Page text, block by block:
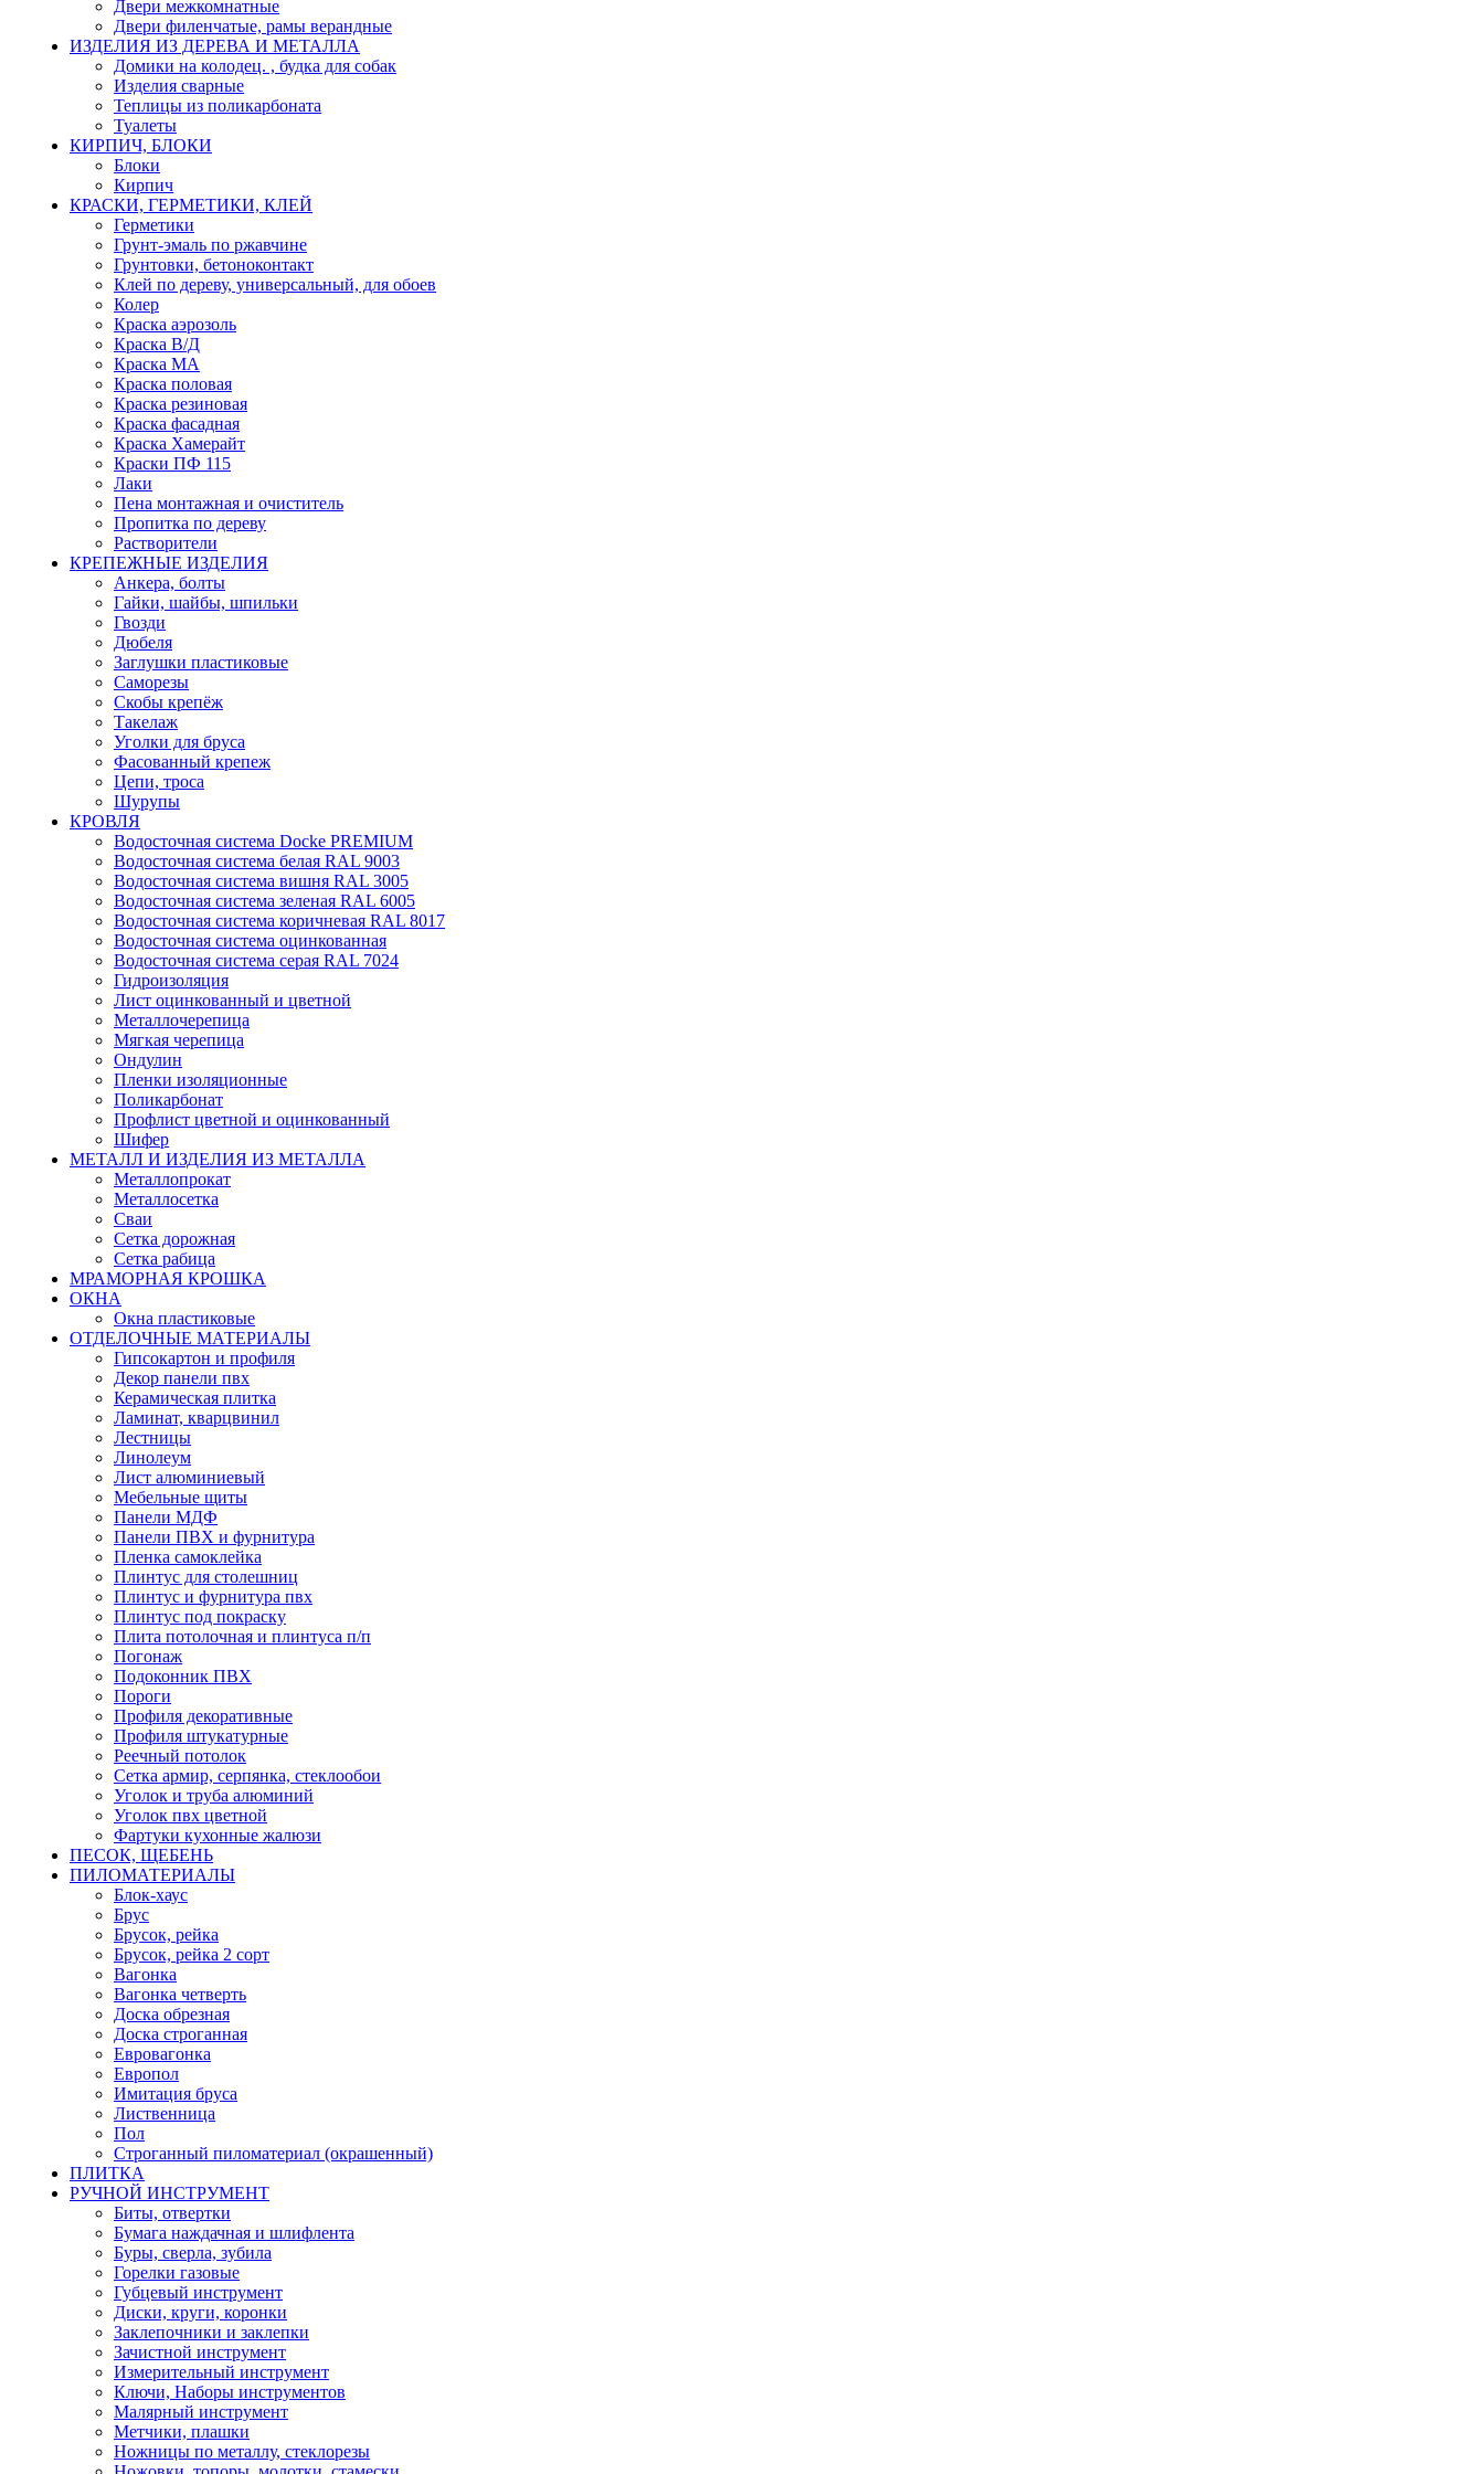
Двери межкомнатные
Двери филенчатые, рамы верандные
ИЗДЕЛИЯ ИЗ ДЕРЕВА И МЕТАЛЛА
Домики на колодец. , будка для собак
Изделия сварные
Теплицы из поликарбоната
Туалеты
КИРПИЧ, БЛОКИ
Блоки
Кирпич
КРАСКИ, ГЕРМЕТИКИ, КЛЕЙ
Герметики
Грунт-эмаль по ржавчине
Грунтовки, бетоноконтакт
Клей по дереву, универсальный, для обоев
Колер
Краска аэрозоль
Краска В/Д
Краска МА
Краска половая
Краска резиновая
Краска фасадная
Краска Хамерайт
Краски ПФ 115
Лаки
Пена монтажная и очиститель
Пропитка по дереву
Растворители
КРЕПЕЖНЫЕ ИЗДЕЛИЯ
Анкера, болты
Гайки, шайбы, шпильки
Гвозди
Дюбеля
Заглушки пластиковые
Саморезы
Скобы крепёж
Такелаж
Уголки для бруса
Фасованный крепеж
Цепи, троса
Шурупы
КРОВЛЯ
Водосточная система Docke PREMIUM
Водосточная система белая RAL 9003
Водосточная система вишня RAL 3005
Водосточная система зеленая RAL 6005
Водосточная система коричневая RAL 8017
Водосточная система оцинкованная
Водосточная система серая RAL 7024
Гидроизоляция
Лист оцинкованный и цветной
Металлочерепица
Мягкая черепица
Ондулин
Пленки изоляционные
Поликарбонат
Профлист цветной и оцинкованный
Шифер
МЕТАЛЛ И ИЗДЕЛИЯ ИЗ МЕТАЛЛА
Металлопрокат
Металлосетка
Сваи
Сетка дорожная
Сетка рабица
МРАМОРНАЯ КРОШКА
ОКНА
Окна пластиковые
ОТДЕЛОЧНЫЕ МАТЕРИАЛЫ
Гипсокартон и профиля
Декор панели пвх
Керамическая плитка
Ламинат, кварцвинил
Лестницы
Линолеум
Лист алюминиевый
Мебельные щиты
Панели МДФ
Панели ПВХ и фурнитура
Пленка самоклейка
Плинтус для столешниц
Плинтус и фурнитура пвх
Плинтус под покраску
Плита потолочная и плинтуса п/п
Погонаж
Подоконник ПВХ
Пороги
Профиля декоративные
Профиля штукатурные
Реечный потолок
Сетка армир, серпянка, стеклообои
Уголок и труба алюминий
Уголок пвх цветной
Фартуки кухонные жалюзи
ПЕСОК, ЩЕБЕНЬ
ПИЛОМАТЕРИАЛЫ
Блок-хаус
Брус
Брусок, рейка
Брусок, рейка 2 сорт
Вагонка
Вагонка четверть
Доска обрезная
Доска строганная
Евровагонка
Европол
Имитация бруса
Лиственница
Пол
Строганный пиломатериал (окрашенный)
ПЛИТКА
РУЧНОЙ ИНСТРУМЕНТ
Биты, отвертки
Бумага наждачная и шлифлента
Буры, сверла, зубила
Горелки газовые
Губцевый инструмент
Диски, круги, коронки
Заклепочники и заклепки
Зачистной инструмент
Измерительный инструмент
Ключи, Наборы инструментов
Малярный инструмент
Метчики, плашки
Ножницы по металлу, стеклорезы